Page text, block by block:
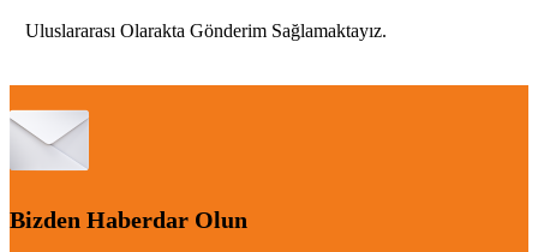
Uluslararası Olarakta Gönderim Sağlamaktayız.
Bizden Haberdar Olun